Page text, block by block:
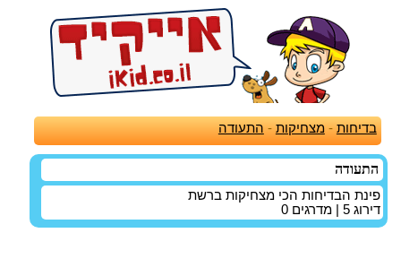
בדיחות -מצחיקות - התעודה
התעודה
פינת הבדיחות הכי מצחיקות ברשת
דירוג 5 | מדרגים 0